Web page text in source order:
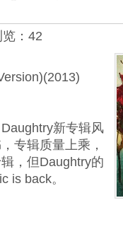
览：42
新专辑风
专辑质量上乘，
，但Daughtry的
is back。